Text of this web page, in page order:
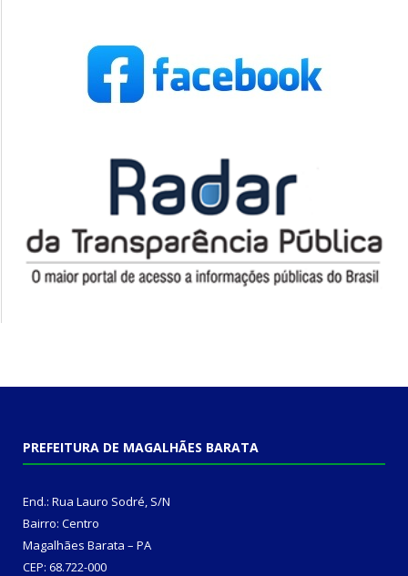
PREFEITURA DE MAGALHÃES BARATA
End.: Rua Lauro Sodré, S/N
Bairro: Centro
Magalhães Barata – PA
CEP: 68.722-000